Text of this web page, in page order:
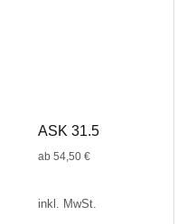
ASK 31.5
ab 54,50 €
inkl. MwSt.